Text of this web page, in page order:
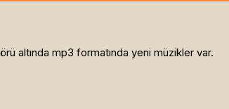
altında mp3 formatında yeni müzikler var.